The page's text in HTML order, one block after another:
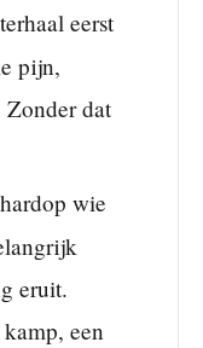
eerst
pijn,
Zonder dat
wie
eruit.
een